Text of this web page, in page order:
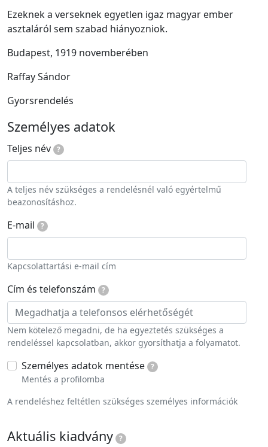
Ezeknek a verseknek egyetlen igaz magyar ember
asztaláról sem szabad hiányozniok.
Budapest, 1919 novemberében
Raffay Sándor
Gyorsrendelés
Személyes adatok
Teljes név ?
A teljes név szükséges a rendelésnél való egyértelmű
beazonosításhoz.
E-mail ?
Kapcsolattartási e-mail cím
Cím és telefonszám ?
Nem kötelező megadni, de ha egyeztetés szükséges a
rendeléssel kapcsolatban, akkor gyorsíthatja a folyamatot.
Személyes adatok mentése ?
Mentés a profilomba
A rendeléshez feltétlen szükséges személyes információk
Aktuális kiadvány ?